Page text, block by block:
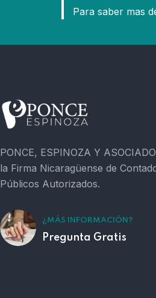
Para saber mas
PONCE, ESPINOZA Y
la Firma Nicaragüense de
Públicos Autorizados.
¿MÁS INFORMACIÓN?
Pregunta Gratis